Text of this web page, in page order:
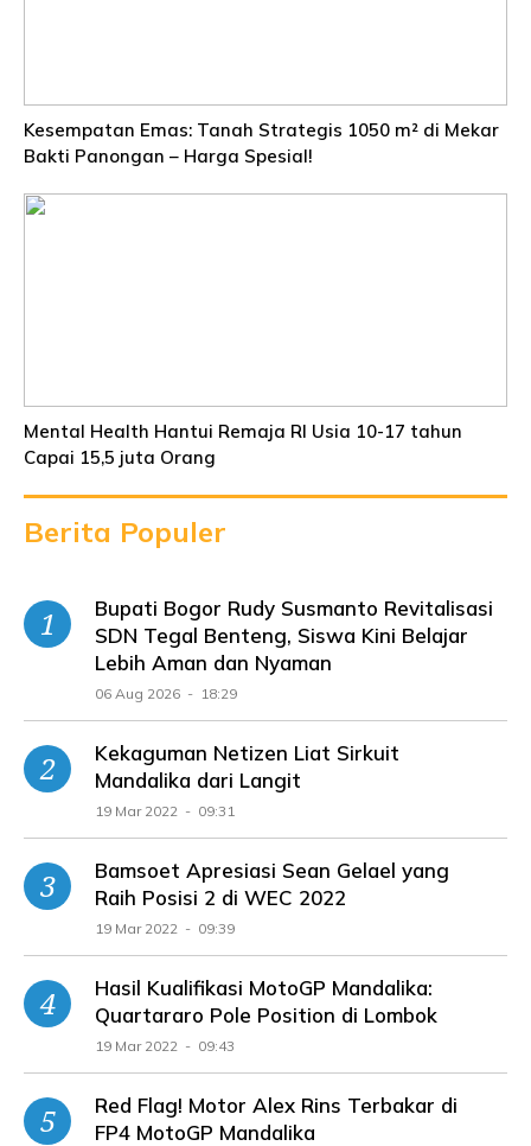
Kesempatan Emas: Tanah Strategis 1050 m² di Mekar
Bakti Panongan – Harga Spesial!
Mental Health Hantui Remaja RI Usia 10-17 tahun
Capai 15,5 juta Orang
Berita Populer
Bupati Bogor Rudy Susmanto Revitalisasi
SDN Tegal Benteng, Siswa Kini Belajar
Lebih Aman dan Nyaman
06 Aug 2026 - 18:29
Kekaguman Netizen Liat Sirkuit
Mandalika dari Langit
19 Mar 2022 - 09:31
Bamsoet Apresiasi Sean Gelael yang
Raih Posisi 2 di WEC 2022
19 Mar 2022 - 09:39
Hasil Kualifikasi MotoGP Mandalika:
Quartararo Pole Position di Lombok
19 Mar 2022 - 09:43
Red Flag! Motor Alex Rins Terbakar di
FP4 MotoGP Mandalika